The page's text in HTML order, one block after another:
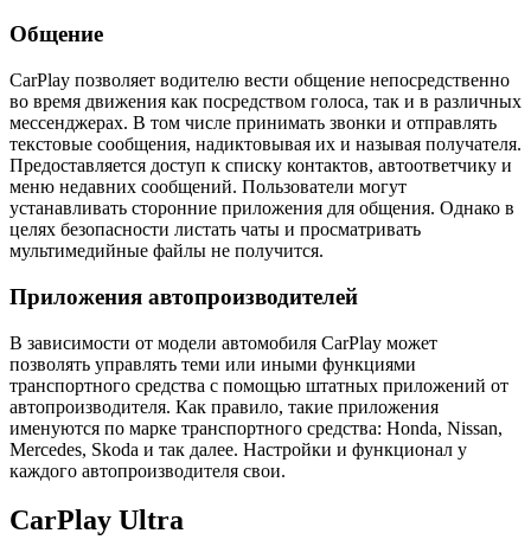
Общение
CarPlay позволяет водителю вести общение непосредственно
во время движения как посредством голоса, так и в различных
мессенджерах. В том числе принимать звонки и отправлять
текстовые сообщения, надиктовывая их и называя получателя.
Предоставляется доступ к списку контактов, автоответчику и
меню недавних сообщений. Пользователи могут
устанавливать сторонние приложения для общения. Однако в
целях безопасности листать чаты и просматривать
мультимедийные файлы не получится.
Приложения автопроизводителей
В зависимости от модели автомобиля CarPlay может
позволять управлять теми или иными функциями
транспортного средства с помощью штатных приложений от
автопроизводителя. Как правило, такие приложения
именуются по марке транспортного средства: Honda, Nissan,
Mercedes, Skoda и так далее. Настройки и функционал у
каждого автопроизводителя свои.
CarPlay Ultra